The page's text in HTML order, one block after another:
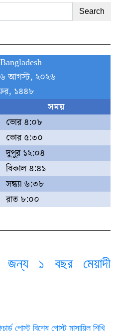
Search
৬ আগস্ট, ২০২৬
১৪৪৮
সময়
ভোর ৪:০৮
ভোর ৫:৩০
দুপুর ১২:০৪
বিকাল ৪:৪১
সন্ধ্যা ৬:৩৮
রাত ৮:০০
জন্য ১ বছর মেয়াদী
পোস্ট বিশেষ পোস্ট মাসায়িল শিখি